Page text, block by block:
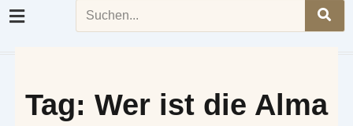
Tag: Wer ist die Alma